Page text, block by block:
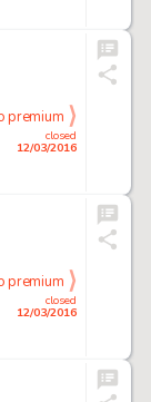
closed
12/03/2016
premium
closed
12/03/2016
premium